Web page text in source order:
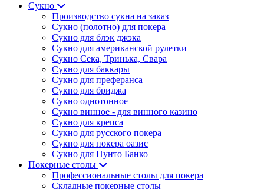
Сукно
Производство сукна на заказ
Сукно (полотно) для покера
Сукно для блэк джэка
Сукно для американской рулетки
Сукно Сека, Тринька, Свара
Сукно для баккары
Сукно для преферанса
Сукно для бриджа
Сукно однотонное
Сукно винное - для винного казино
Сукно для крепса
Сукно для русского покера
Сукно для покера оазис
Сукно для Пунто Банко
Покерные столы
Профессиональные столы для покера
Складные покерные столы